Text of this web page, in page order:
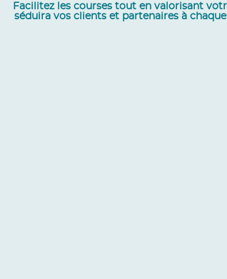
Facilitez les courses tout en valorisant
séduira vos clients et partenaires à